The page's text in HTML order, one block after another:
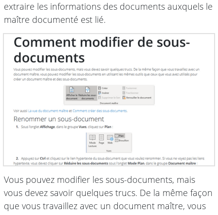
extraire les informations des documents auxquels le
maître documenté est lié.
Vous pouvez modifier les sous-documents, mais
vous devez savoir quelques trucs. De la même façon
que vous travaillez avec un document maître, vous